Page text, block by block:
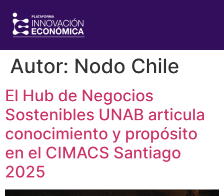
Autor: Nodo Chile
El Hub de Negocios
Sostenibles UNAB articula
conocimiento y propósito
en el CIMACS Santiago
2025